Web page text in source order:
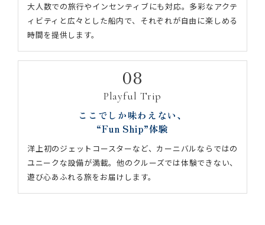
大人数での旅行やインセンティブにも対応。多彩なアクテ
ィビティと広々とした船内で、それぞれが自由に楽しめる
時間を提供します。
08
Playful Trip
ここでしか味わえない、
“Fun Ship”体験
洋上初のジェットコースターなど、カーニバルならではの
ユニークな設備が満載。他のクルーズでは体験できない、
遊び心あふれる旅をお届けします。